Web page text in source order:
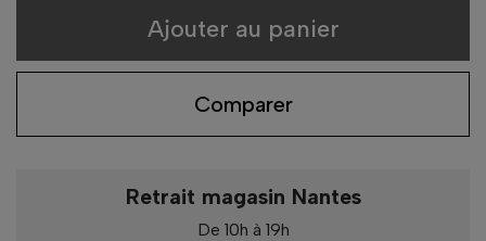
Ajouter au panier
Comparer
Retrait magasin Nantes
De 10h à 19h